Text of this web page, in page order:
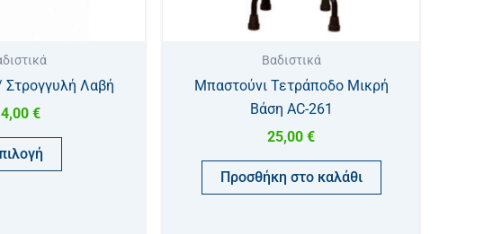
Στρογγυλή Λαβή
€
σελίδα
Βαδιστικά
Μπαστούνι Τετράποδο Μικρή
Βάση AC-261
25,00 €
Προσθήκη στο καλάθι